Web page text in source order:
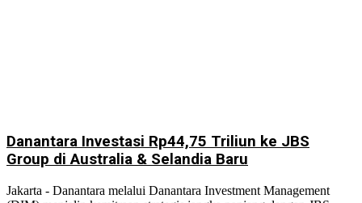
Danantara Investasi Rp44,75 Triliun ke JBS
Group di Australia & Selandia Baru
Jakarta - Danantara melalui Danantara Investment Management